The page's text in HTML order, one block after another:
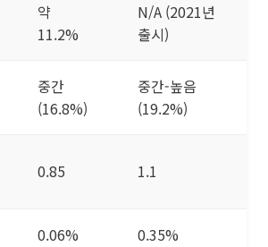
약
11.2%
N/A (2021년
출시)
중간
(16.8%)
중간-높음
(19.2%)
0.85 1.1
0.06% 0.35%